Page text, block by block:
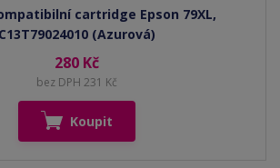
cartridge Epson 79XL,
C13T79024010 (Azurová)
280 Kč
bez DPH 231 Kč
Koupit